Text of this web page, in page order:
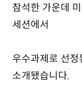
참석한 가운데
세션에서
우수과제로 선
소개됐습니다.